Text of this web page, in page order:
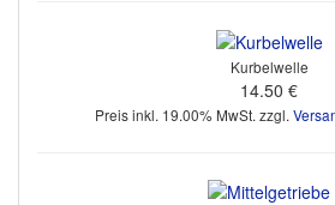
Kurbelwelle
14.50 €
Preis inkl. 19.00% MwSt. zzgl.